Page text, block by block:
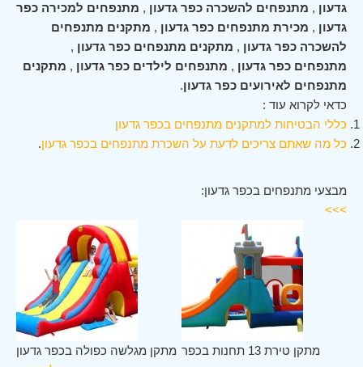
גדעון , מתנפחים להשכרה כפר גדעון , מתנפחים למכירה כפר
גדעון , מכירת מתנפחים כפר גדעון , מתקנים מתנפחים
להשכרה כפר גדעון , מתקנים מתנפחים כפר גדעון ,
מתנפחים כפר גדעון , מתנפחים לילדים כפר גדעון , מתקנים
מתנפחים לאירועים כפר גדעון.
כדאי לקרוא עוד :
כללי הבטיחות למתקנים מתנפחים בכפר גדעון
כל מה שאתם צריכים לדעת על השכרת מתנפחים בכפר גדעון.
מבצעי מתנפחים בכפר גדעון:
>>>
מתקן מגלשה כפולה בכפר גדעון מתקן טירת 13 תחנות בכפר